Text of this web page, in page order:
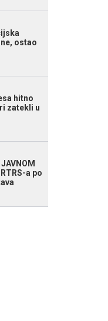
ostao
hitno
zatekli u
a po